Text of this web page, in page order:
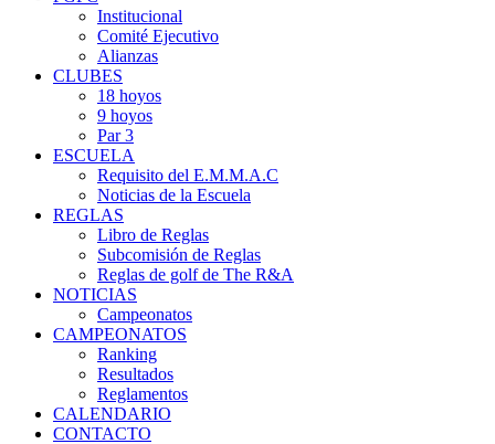
Institucional
Comité Ejecutivo
Alianzas
CLUBES
18 hoyos
9 hoyos
Par 3
ESCUELA
Requisito del E.M.M.A.C
Noticias de la Escuela
REGLAS
Libro de Reglas
Subcomisión de Reglas
Reglas de golf de The R&A
NOTICIAS
Campeonatos
CAMPEONATOS
Ranking
Resultados
Reglamentos
CALENDARIO
CONTACTO